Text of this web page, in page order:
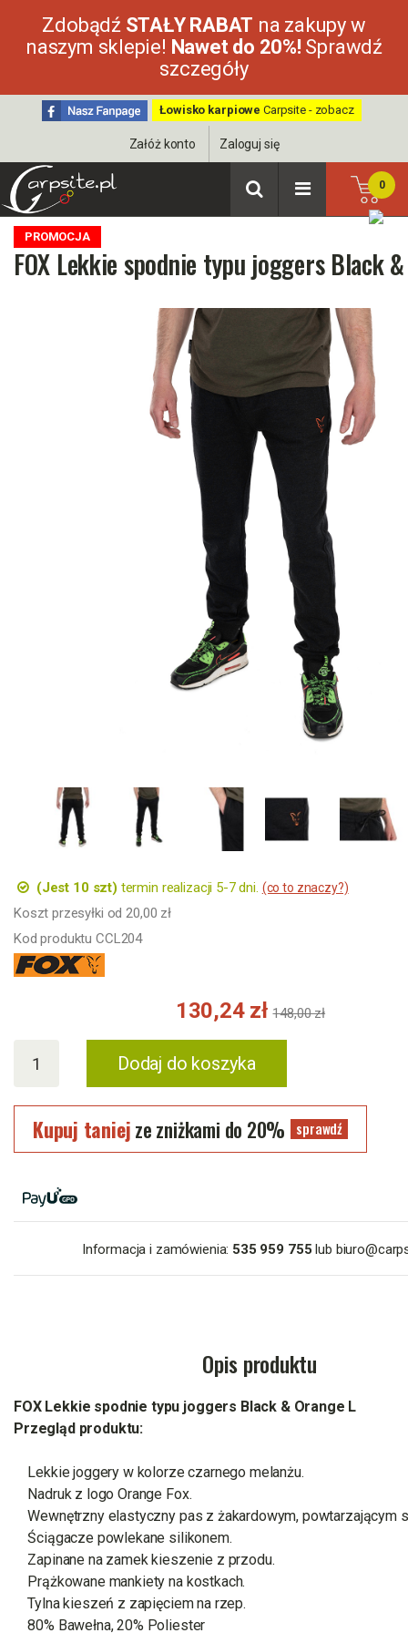
Zdobądź STAŁY RABAT na zakupy w
naszym sklepie! Nawet do 20%! Sprawdź
szczegóły
Łowisko karpiowe Carpsite - zobacz
Załóż konto Zaloguj się
0
PROMOCJA
FOX Lekkie spodnie typu joggers Black
(Jest 10 szt) termin realizacji 5-7 dni. (co to znaczy?)
Koszt przesyłki od 20,00 zł
Kod produktu CCL204
130,24 zł 148,00 zł
Dodaj do koszyka
Kupuj taniejze zniżkami do 20% sprawdź
Informacja i zamówienia: 535 959 755 lub
Opis produktu
FOX Lekkie spodnie typu joggers Black & Orange L
Przegląd produktu:
    Lekkie joggery w kolorze czarnego melanżu.
    Nadruk z logo Orange Fox.
Wewnętrzny elastyczny pas z żakardowym, powtarzającym
    Ściągacze powlekane silikonem.
    Zapinane na zamek kieszenie z przodu.
    Prążkowane mankiety na kostkach.
    Tylna kieszeń z zapięciem na rzep.
    80% Bawełna, 20% Poliester